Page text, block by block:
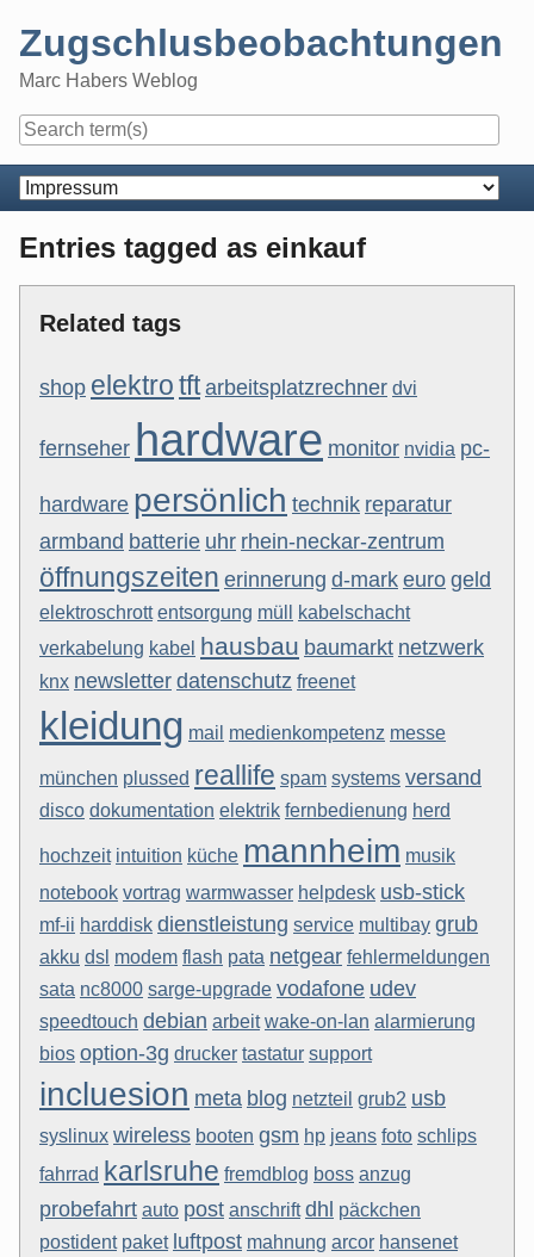
content
Zugschlusbeobachtungen
Marc Habers Weblog
Navigation
Entries tagged as einkauf
Related tags
shop elektrotftarbeitsplatzrechner dvi
fernseher hardware monitor nvidia pc-
hardware persönlich technik reparatur
armband batterie uhr rhein-neckar-zentrum
öffnungszeiten erinnerung d-markeurogeld
elektroschrott entsorgung müll
kabelschacht
verkabelung kabel hausbau baumarkt netzwerk
knx newsletterdatenschutz freenet
kleidung mail medienkompetenz messe
münchen plussed reallife spam systems versand
disco dokumentation elektrik fernbedienung herd
hochzeit intuition küche mannheim musik
notebook vortrag warmwasser helpdesk usb-stick
mf-ii harddisk dienstleistung service multibay grub
akku dsl modem flash pata netgear fehlermeldungen
sata nc8000 sarge-upgrade vodafone udev
speedtouch debian arbeit wake-on-lan alarmierung
bios option-3g drucker tastatur support
incluesion meta blog netzteil grub2 usb
syslinux wireless booten gsm hp jeans foto schlips
fahrrad karlsruhe fremdblog boss anzug
probefahrt auto post anschrift dhl päckchen
postident paket luftpost mahnung arcor hansenet